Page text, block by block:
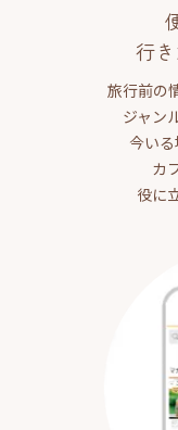
行
旅行前の
ジャン
今い
カ
役に